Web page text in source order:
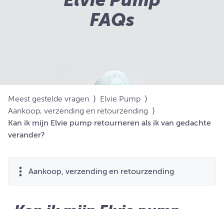
FAQs
Meest gestelde vragen ⟩ Elvie Pump ⟩
Aankoop, verzending en retourzending ⟩
Kan ik mijn Elvie pump retourneren als ik van gedachte
verander?
Aankoop, verzending en retourzending